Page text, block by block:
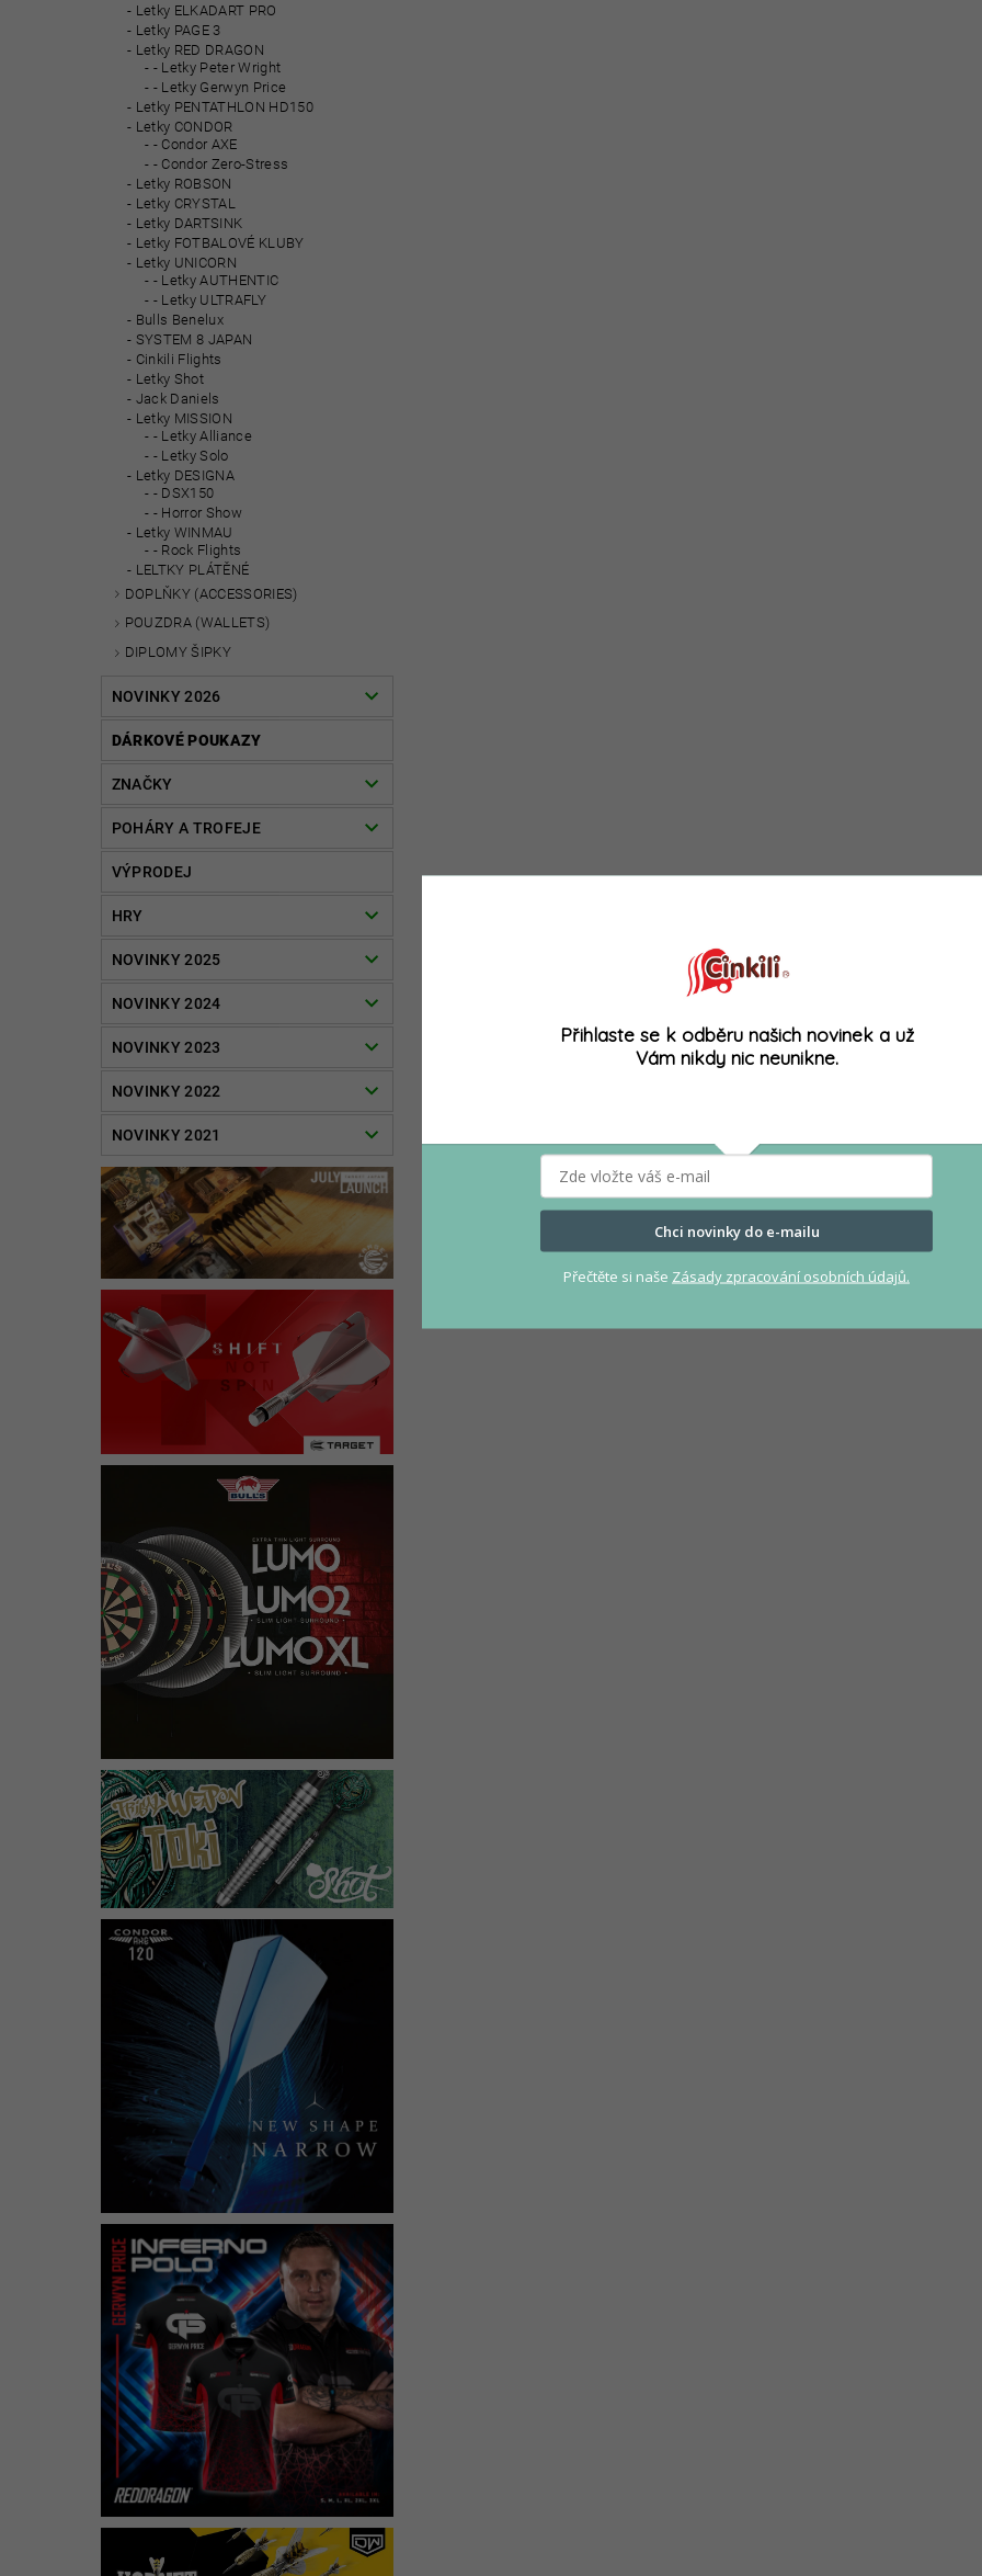
Letky ELKADART PRO
Letky PAGE 3
Letky RED DRAGON
- Letky Peter Wright
- Letky Gerwyn Price
Letky PENTATHLON HD150
Letky CONDOR
- Condor AXE
- Condor Zero-Stress
Letky ROBSON
Letky CRYSTAL
Letky DARTSINK
Letky FOTBALOVÉ KLUBY
Letky UNICORN
- Letky AUTHENTIC
- Letky ULTRAFLY
Bulls Benelux
SYSTEM 8 JAPAN
Cinkili Flights
Letky Shot
Jack Daniels
Letky MISSION
- Letky Alliance
- Letky Solo
Letky DESIGNA
- DSX150
- Horror Show
Letky WINMAU
- Rock Flights
LELTKY PLÁTĚNÉ
DOPLŇKY (ACCESSORIES)
POUZDRA (WALLETS)
DIPLOMY ŠIPKY
NOVINKY 2026
DÁRKOVÉ POUKAZY
ZNAČKY
POHÁRY A TROFEJE
VÝPRODEJ
HRY
NOVINKY 2025
NOVINKY 2024
NOVINKY 2023
NOVINKY 2022
NOVINKY 2021
Přihlaste se k odběru našich novinek a už
Vám nikdy nic neunikne.
Chci novinky do e-mailu
Přečtěte si naše Zásady zpracování osobních údajů.